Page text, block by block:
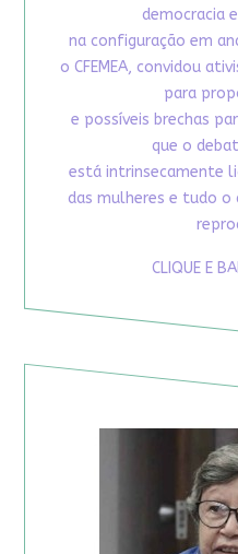
democracia
na configuração em
o CFEMEA, convidou
para
e possíveis brechas
que o
está intrinsecamente
das mulheres e tudo o
CLIQUE E